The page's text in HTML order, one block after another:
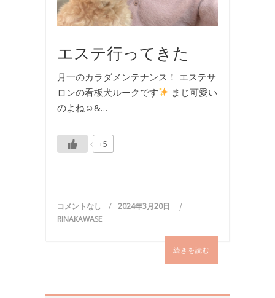
エステ行ってきた
月一のカラダメンテナンス！ エステサ
ロンの看板犬ルークです
まじ可愛い
のよね☺&…
+5
コメントなし
2024年3月20日
RINAKAWASE
続きを読む